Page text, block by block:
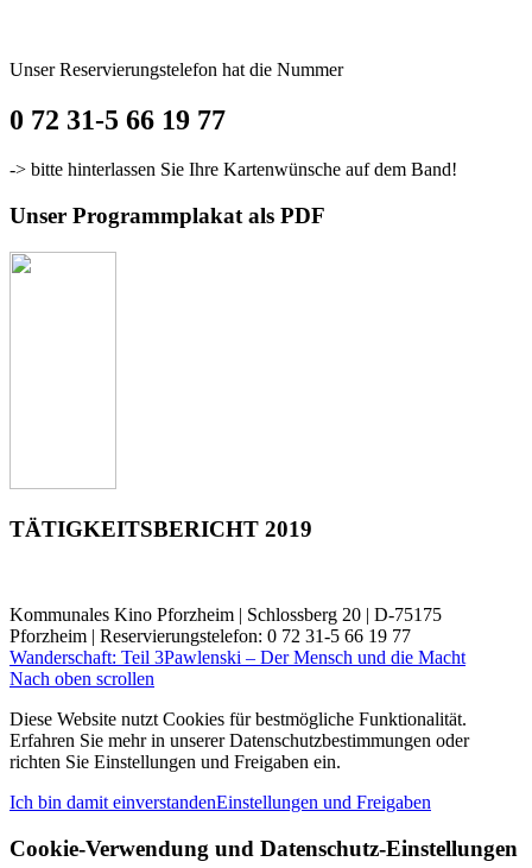
Unser Reservierungstelefon hat die Nummer
0 72 31-5 66 19 77
-> bitte hinterlassen Sie Ihre Kartenwünsche auf dem Band!
Unser Programmplakat als PDF
TÄTIGKEITSBERICHT 2019
Kommunales Kino Pforzheim | Schlossberg 20 | D-75175
Pforzheim | Reservierungstelefon: 0 72 31-5 66 19 77
Wanderschaft: Teil 3Pawlenski – Der Mensch und die Macht
Nach oben scrollen
Diese Website nutzt Cookies für bestmögliche Funktionalität.
Erfahren Sie mehr in unserer Datenschutzbestimmungen oder
richten Sie Einstellungen und Freigaben ein.
Ich bin damit einverstandenEinstellungen und Freigaben
Cookie-Verwendung und Datenschutz-Einstellungen